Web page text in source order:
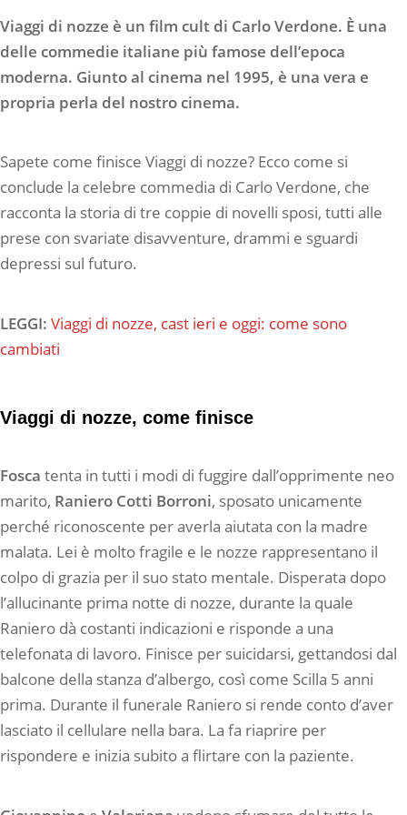
Viaggi di nozze è un film cult di Carlo Verdone. È una
delle commedie italiane più famose dell’epoca
moderna. Giunto al cinema nel 1995, è una vera e
propria perla del nostro cinema.
Sapete come finisce Viaggi di nozze? Ecco come si
conclude la celebre commedia di Carlo Verdone, che
racconta la storia di tre coppie di novelli sposi, tutti alle
prese con svariate disavventure, drammi e sguardi
depressi sul futuro.
LEGGI: Viaggi di nozze, cast ieri e oggi: come sono
cambiati
Viaggi di nozze, come finisce
Fosca tenta in tutti i modi di fuggire dall’opprimente neo
marito, Raniero Cotti Borroni, sposato unicamente
perché riconoscente per averla aiutata con la madre
malata. Lei è molto fragile e le nozze rappresentano il
colpo di grazia per il suo stato mentale. Disperata dopo
l’allucinante prima notte di nozze, durante la quale
Raniero dà costanti indicazioni e risponde a una
telefonata di lavoro. Finisce per suicidarsi, gettandosi dal
balcone della stanza d’albergo, così come Scilla 5 anni
prima. Durante il funerale Raniero si rende conto d’aver
lasciato il cellulare nella bara. La fa riaprire per
rispondere e inizia subito a flirtare con la paziente.